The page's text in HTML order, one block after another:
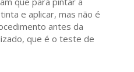
e aplicar, mas não é
antes da
que é o teste de